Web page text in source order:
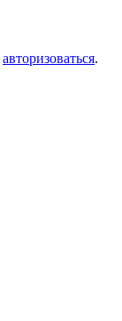
авторизоваться.